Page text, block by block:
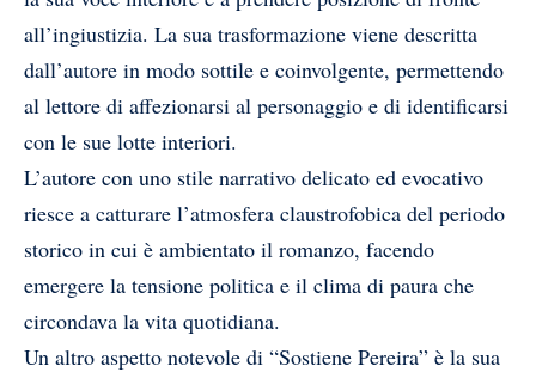
all’ingiustizia. La sua trasformazione viene descritta
dall’autore in modo sottile e coinvolgente, permettendo
al lettore di affezionarsi al personaggio e di identificarsi
con le sue lotte interiori.
L’autore con uno stile narrativo delicato ed evocativo
riesce a catturare l’atmosfera claustrofobica del periodo
storico in cui è ambientato il romanzo, facendo
emergere la tensione politica e il clima di paura che
circondava la vita quotidiana.
Un altro aspetto notevole di “Sostiene Pereira” è la sua